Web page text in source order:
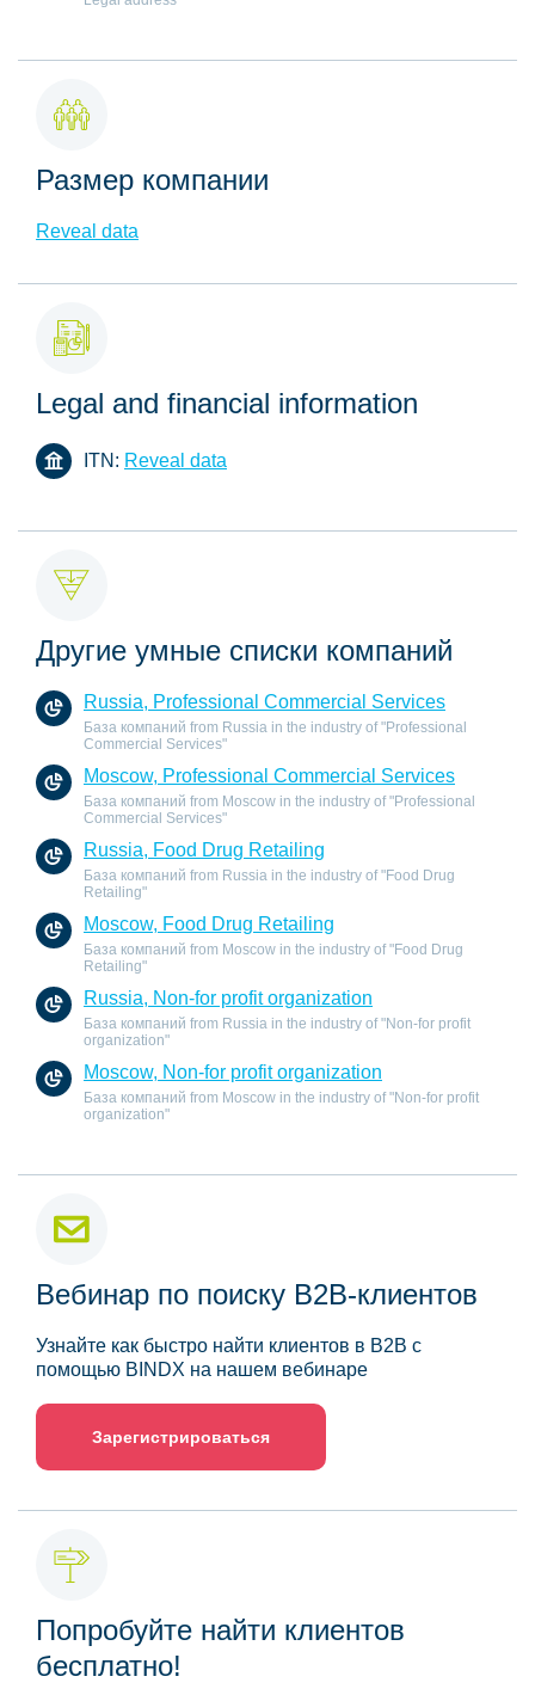
Размер компании
Reveal data
Legal and financial information
ITN: Reveal data
Другие умные списки компаний
Russia, Professional Commercial Services
База компаний from Russia in the industry of "Professional
Commercial Services"
Moscow, Professional Commercial Services
База компаний from Moscow in the industry of "Professional
Commercial Services"
Russia, Food Drug Retailing
База компаний from Russia in the industry of "Food Drug
Retailing"
Moscow, Food Drug Retailing
База компаний from Moscow in the industry of "Food Drug
Retailing"
Russia, Non-for profit organization
База компаний from Russia in the industry of "Non-for profit
organization"
Moscow, Non-for profit organization
База компаний from Moscow in the industry of "Non-for profit
organization"
Вебинар по поиску B2B-клиентов
Узнайте как быстро найти клиентов в B2B с
помощью BINDX на нашем вебинаре
Зарегистрироваться
Попробуйте найти клиентов
бесплатно!